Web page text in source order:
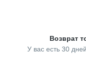
Возврат
У вас есть 30